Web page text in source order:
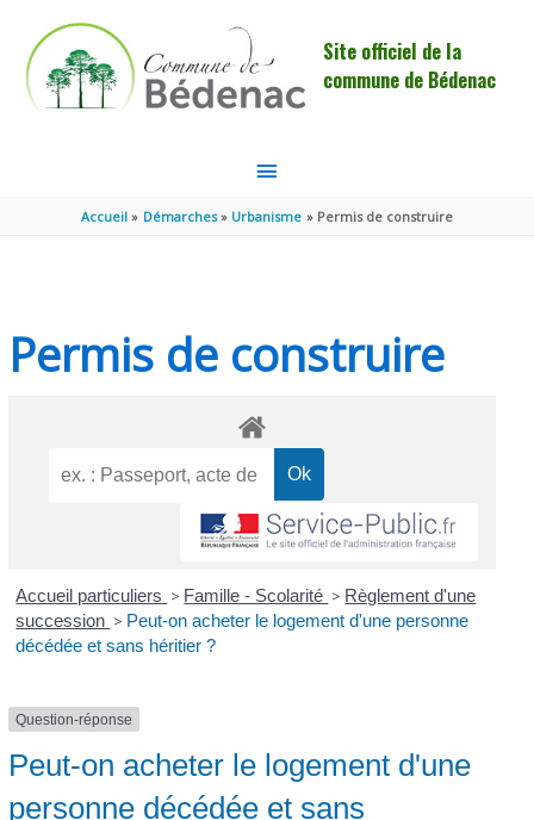
Site officiel de la
commune de Bédenac
MENU
PRINCIPAL
Accueil Démarches Urbanisme Permis de construire
Permis de construire
Accueil particuliers > Famille - Scolarité > Règlement d'une
succession > Peut-on acheter le logement d'une personne
décédée et sans héritier ?
Question-réponse
Peut-on acheter le logement d'une
personne décédée et sans